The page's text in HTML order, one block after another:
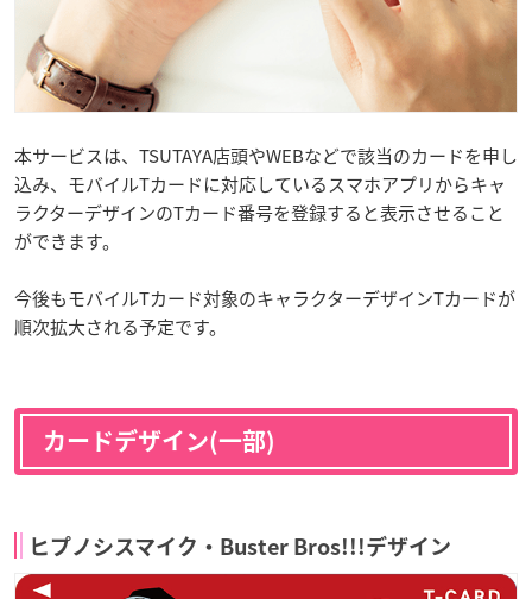
本サービスは、TSUTAYA店頭やWEBなどで該当のカードを申し
込み、モバイルTカードに対応しているスマホアプリからキャ
ラクターデザインのTカード番号を登録すると表示させること
ができます。
今後もモバイルTカード対象のキャラクターデザインTカードが
順次拡大される予定です。
カードデザイン(一部)
ヒプノシスマイク・Buster Bros!!!デザイン